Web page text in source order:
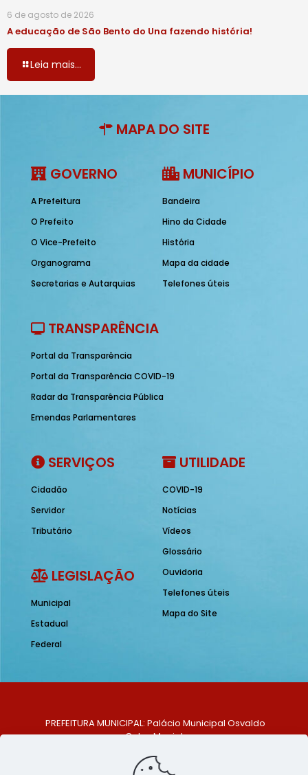
6 de agosto de 2026
A educação de São Bento do Una fazendo história!
Leia mais...
MAPA DO SITE
GOVERNO
A Prefeitura
O Prefeito
O Vice-Prefeito
Organograma
Secretarias e Autarquias
MUNICÍPIO
Bandeira
Hino da Cidade
História
Mapa da cidade
Telefones úteis
TRANSPARÊNCIA
Portal da Transparência
Portal da Transparência COVID-19
Radar da Transparência Pública
Emendas Parlamentares
SERVIÇOS
Cidadão
Servidor
Tributário
LEGISLAÇÃO
Municipal
Estadual
Federal
UTILIDADE
COVID-19
Notícias
Vídeos
Glossário
Ouvidoria
Telefones úteis
Mapa do Site
PREFEITURA MUNICIPAL: Palácio Municipal Osvaldo
Celso Maciel
Centro, São Bento do Una - PE. CEP: 553370-128